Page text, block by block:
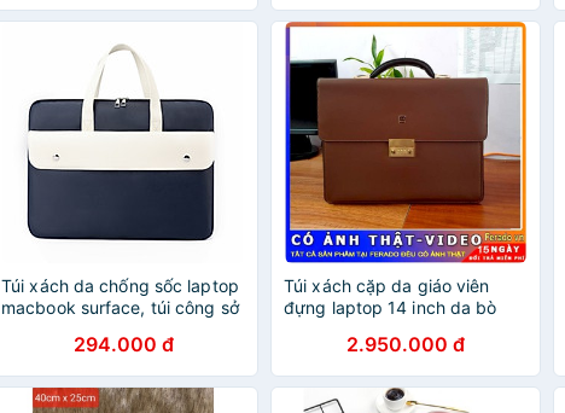
Túi xách da chống sốc laptop
macbook surface, túi công sở
294.000 đ
Túi xách cặp da giáo viên
đựng laptop 14 inch da bò
2.950.000 đ